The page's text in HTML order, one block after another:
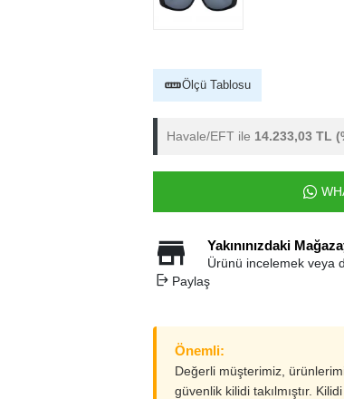
Ölçü Tablosu
Havale/EFT ile 14.233,03 TL
Yakınınızdaki
Ürünü incelemek veya
Paylaş
Önemli:
Değerli müşterimiz,
güvenlik kilidi takılmıştır.